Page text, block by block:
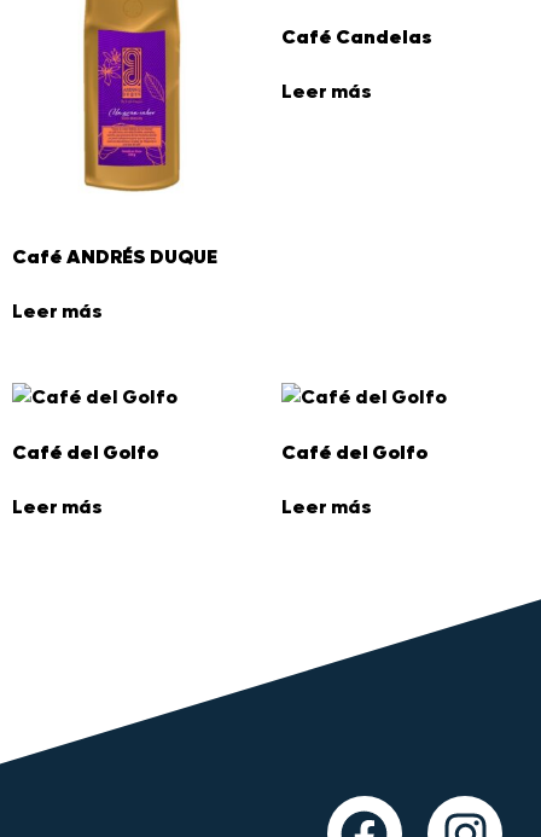
Café ANDRÉS DUQUE
Leer más
Café Candelas
Leer más
Café del Golfo
Leer más
Café del Golfo
Leer más